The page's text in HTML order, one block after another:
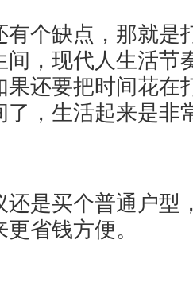
有个缺点，那就是
间，现代人生活节
果还要把时间花在
了，生活起来是非
还是买个普通户型
省钱方便。